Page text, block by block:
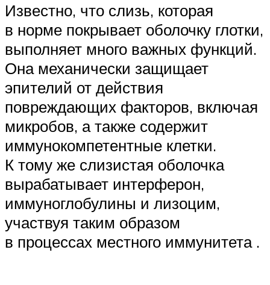
Известно, что слизь, которая
в норме покрывает оболочку глотки,
выполняет много важных функций.
Она механически защищает
эпителий от действия
повреждающих факторов, включая
микробов, а также содержит
иммунокомпетентные клетки.
К тому же слизистая оболочка
вырабатывает интерферон,
иммуноглобулины и лизоцим,
участвуя таким образом
в процессах местного иммунитета .